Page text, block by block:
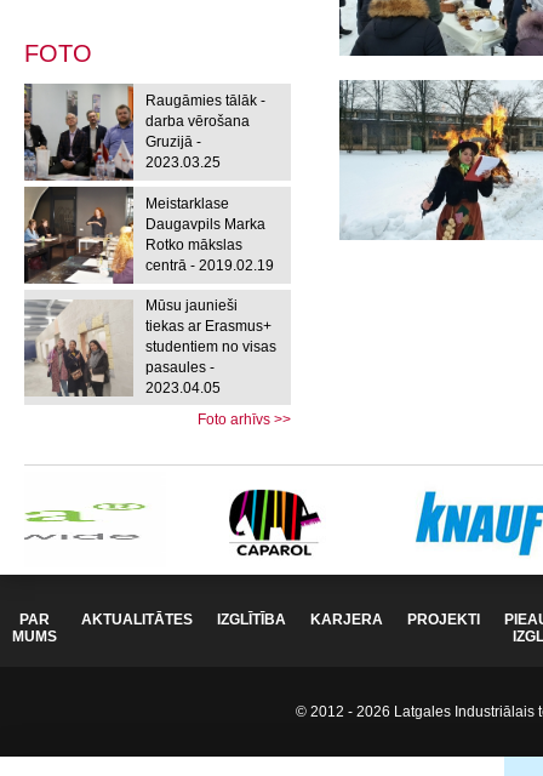
FOTO
Raugāmies tālāk -
darba vērošana
Gruzijā -
2023.03.25
Meistarklase
Daugavpils Marka
Rotko mākslas
centrā - 2019.02.19
Mūsu jaunieši
tiekas ar Erasmus+
studentiem no visas
pasaules -
2023.04.05
Foto arhīvs >>
PAR
MUMS
AKTUALITĀTES IZGLĪTĪBA KARJERA PROJEKTI
© 2012 - 2026 Latgales Industriālais